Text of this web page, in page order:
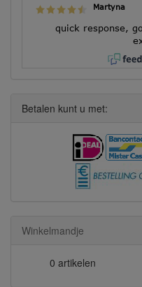
Martyna
quick response,
Betalen kunt u met:
Winkelmandje
0 artikelen